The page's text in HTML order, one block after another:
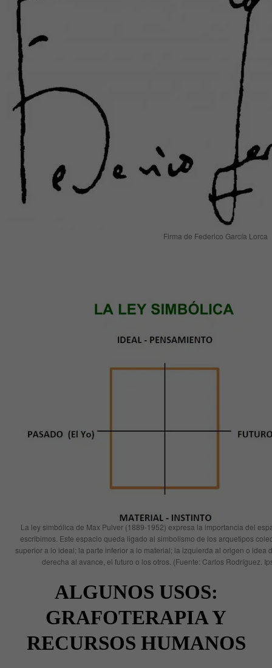
Firma de Federico García Lorca
La ley simbólica de Max Pulver (1889-1952) expresa la importancia del
escribimos. Este espacio queda ligado al simbolismo de los arquetipos
superior a lo ideal; la parte inferior a lo material; la izquierda al origen o idea
derecha al avance, el futuro o los otros. (Fuente: Carlos Rodríguez.
ALGUNOS USOS:
GRAFOTERAPIA Y
RECURSOS HUMANOS